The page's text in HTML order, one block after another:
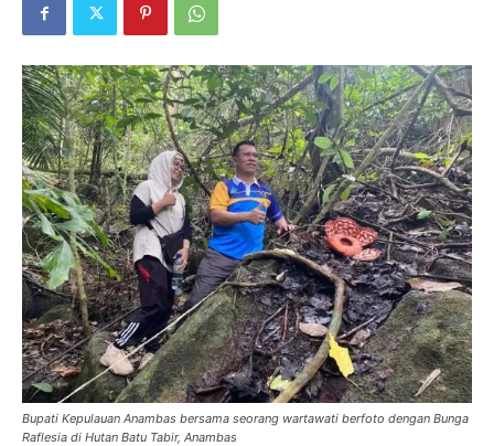
Bupati Kepulauan Anambas bersama seorang wartawati berfoto dengan Bunga
Raflesia di Hutan Batu Tabir, Anambas